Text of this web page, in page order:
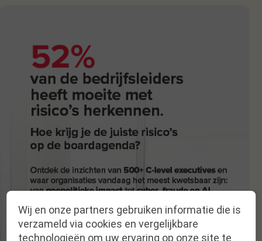
Wij en onze partners gebruiken informatie die is
verzameld via cookies en vergelijkbare
technologieën om uw ervaring op onze site te